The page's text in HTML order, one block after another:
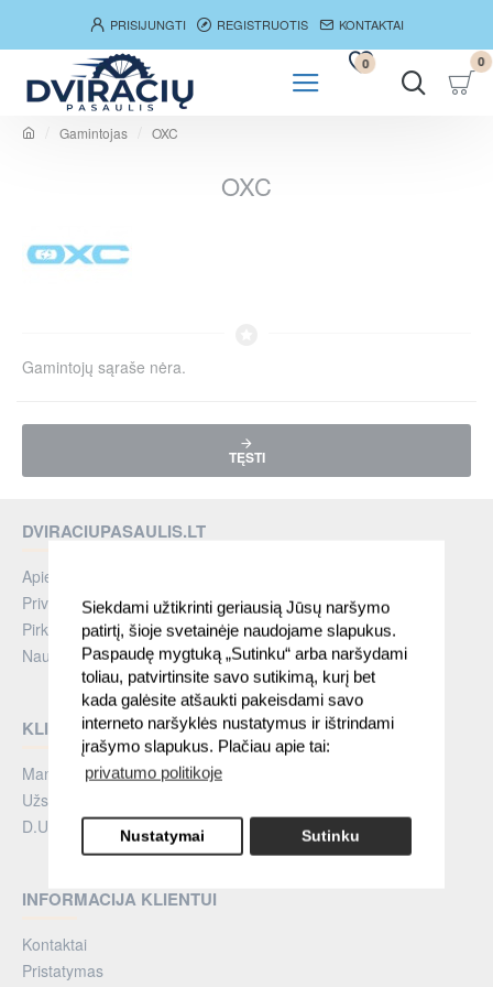
Siekdami užtikrinti geriausią Jūsų naršymo
patirtį, šioje svetainėje naudojame slapukus.
Paspaudę mygtuką „Sutinku“ arba naršydami
toliau, patvirtinsite savo sutikimą, kurį bet
kada galėsite atšaukti pakeisdami savo
interneto naršyklės nustatymus ir ištrindami
įrašymo slapukus. Plačiau apie tai:
privatumo politikoje
Nustatymai Sutinku
PRISIJUNGTI REGISTRUOTIS KONTAKTAI
0 0
Gamintojas OXC
OXC
Gamintojų sąraše nėra.
TĘSTI
DVIRACIUPASAULIS.LT
Apie Mus
Privatumo politika
Pirkimo taisyklės
Naujienos
KLIENTŲ ZONA
Mano paskyra
Užsakymų istorija
D.U.K.
INFORMACIJA KLIENTUI
Kontaktai
Pristatymas